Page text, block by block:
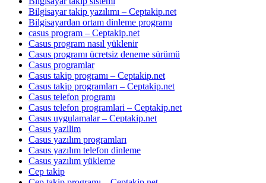
Bilgisayar takip yazılımı – Ceptakip.net
Bilgisayardan ortam dinleme programı
casus program – Ceptakip.net
Casus program nasıl yüklenir
Casus programı ücretsiz deneme sürümü
Casus programlar
Casus takip programı – Ceptakip.net
Casus takip programları – Ceptakip.net
Casus telefon programı
Casus telefon programlari – Ceptakip.net
Casus uygulamalar – Ceptakip.net
Casus yazilim
Casus yazılım programları
Casus yazılım telefon dinleme
Casus yazılım yükleme
Cep takip